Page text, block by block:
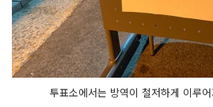
투표소에서는 방역이 철저하게 이루